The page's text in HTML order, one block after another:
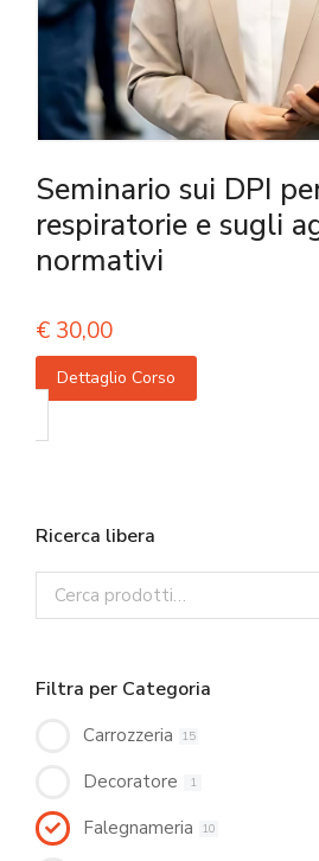
Seminario sui DPI
respiratorie e sugli
normativi
€ 30,00
Dettaglio Corso
Ricerca libera
Filtra per Categoria
Carrozzeria 15
Decoratore 1
Falegnameria 10